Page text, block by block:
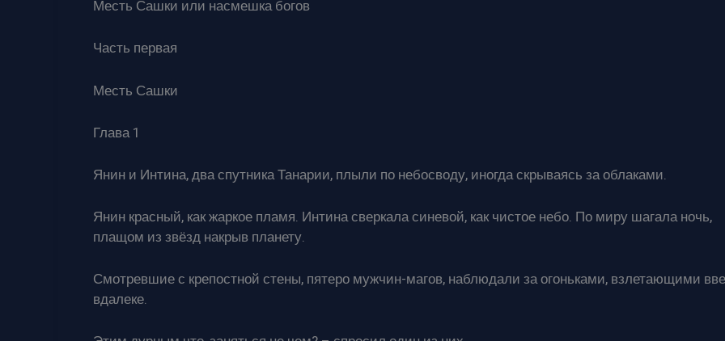
Месть Сашки или насмешка богов
Часть первая
Месть Сашки
Глава 1
Янин и Интина, два спутника Танарии, плыли по небосводу, иногда скрываясь за облаками.
Янин красный, как жаркое пламя. Интина сверкала синевой, как чистое небо. По миру шагала ночь,
плащом из звёзд накрыв планету.
Смотревшие с крепостной стены, пятеро мужчин-магов, наблюдали за огоньками, взлетающими
вдалеке.